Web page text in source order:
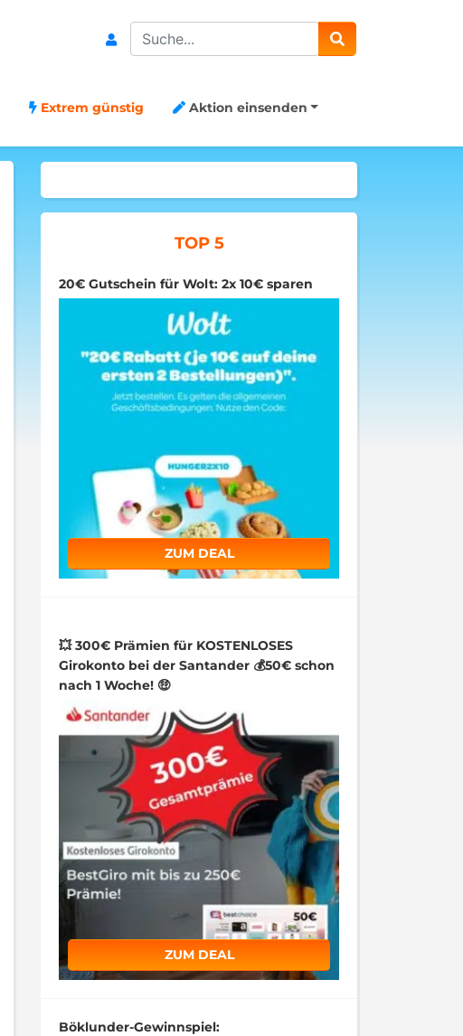
Search
Extrem günstig Aktion einsenden
TOP 5
20€ Gutschein für Wolt: 2x 10€ sparen
ZUM DEAL
💥 300€ Prämien für KOSTENLOSES
Girokonto bei der Santander 💰50€ schon
nach 1 Woche! 🤑
ZUM DEAL
Böklunder-Gewinnspiel: